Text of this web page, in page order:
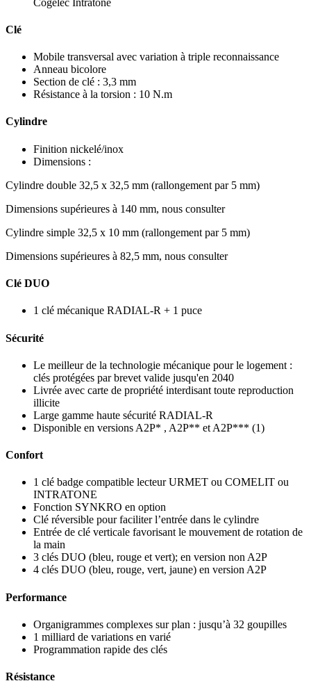
Clé
Mobile transversal avec variation à triple reconnaissance
Anneau bicolore
Section de clé : 3,3 mm
Résistance à la torsion : 10 N.m
Cylindre
Finition nickelé/inox
Dimensions :
Cylindre double 32,5 x 32,5 mm (rallongement par 5 mm)
Dimensions supérieures à 140 mm, nous consulter
Cylindre simple 32,5 x 10 mm (rallongement par 5 mm)
Dimensions supérieures à 82,5 mm, nous consulter
Clé DUO
1 clé mécanique RADIAL-R + 1 puce
Sécurité
Le meilleur de la technologie mécanique pour le logement :
clés protégées par brevet valide jusqu'en 2040
Livrée avec carte de propriété interdisant toute reproduction
illicite
Large gamme haute sécurité RADIAL-R
Disponible en versions A2P* , A2P** et A2P*** (1)
Confort
1 clé badge compatible lecteur URMET ou COMELIT ou
INTRATONE
Fonction SYNKRO en option
Clé réversible pour faciliter l’entrée dans le cylindre
Entrée de clé verticale favorisant le mouvement de rotation de
la main
3 clés DUO (bleu, rouge et vert); en version non A2P
4 clés DUO (bleu, rouge, vert, jaune) en version A2P
Performance
Organigrammes complexes sur plan : jusqu’à 32 goupilles
1 milliard de variations en varié
Programmation rapide des clés
Résistance